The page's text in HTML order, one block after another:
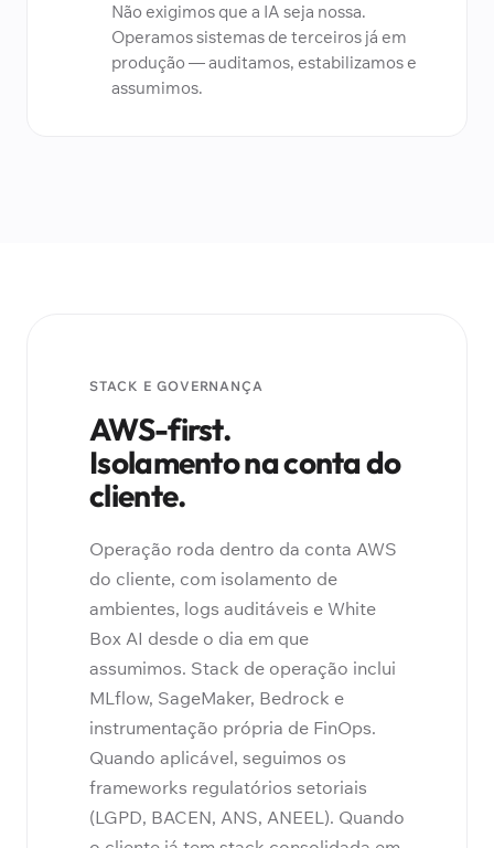
Não exigimos que a IA seja nossa.
Operamos sistemas de terceiros já em
produção — auditamos, estabilizamos e
assumimos.
STACK E GOVERNANÇA
AWS-first.
Isolamento na conta do
cliente.
Operação roda dentro da conta AWS
do cliente, com isolamento de
ambientes, logs auditáveis e White
Box AI desde o dia em que
assumimos. Stack de operação inclui
MLflow, SageMaker, Bedrock e
instrumentação própria de FinOps.
Quando aplicável, seguimos os
frameworks regulatórios setoriais
(LGPD, BACEN, ANS, ANEEL). Quando